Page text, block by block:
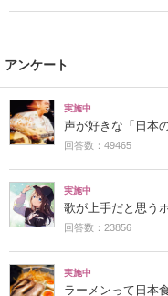
アンケート
実施中
声が好きな「日本
回答数：49465
実施中
歌が上手だと思う
回答数：23856
実施中
ラーメンって日本